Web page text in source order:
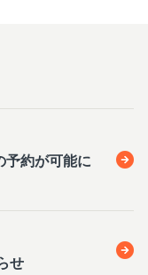
予約が可能に
せ